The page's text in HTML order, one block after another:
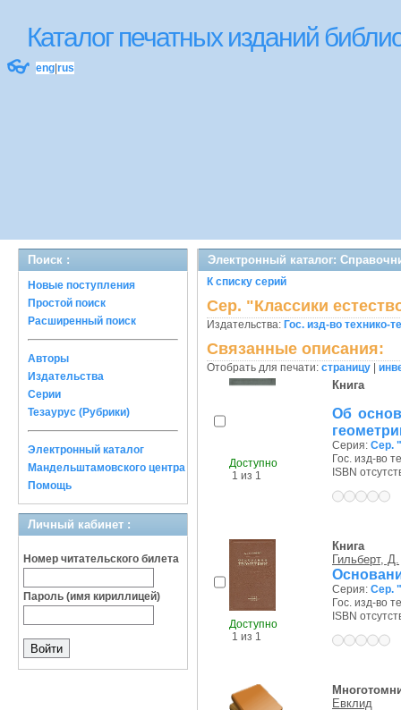
Каталог печатных изданий
👓 eng rus
Поиск :
Новые поступления
Простой поиск
Расширенный поиск
Авторы
Издательства
Серии
Тезаурус (Рубрики)
Электронный каталог
Мандельштамовского центра
Помощь
Личный кабинет :
Номер читательского билета
Пароль (имя кириллицей)
Электронный каталог:
К списку серий
Сер. "Классики
Издательства: Гос. изд-во технико-
Связанные описания:
Отобрать для печати: страницу
Доступно
1 из 1
Книга
Об
Серия: Сер.
Гос. изд-во
ISBN
Доступно
1 из 1
Книга
Гильберт, Д.
Серия: Сер.
Гос. изд-во
ISBN
Евклид